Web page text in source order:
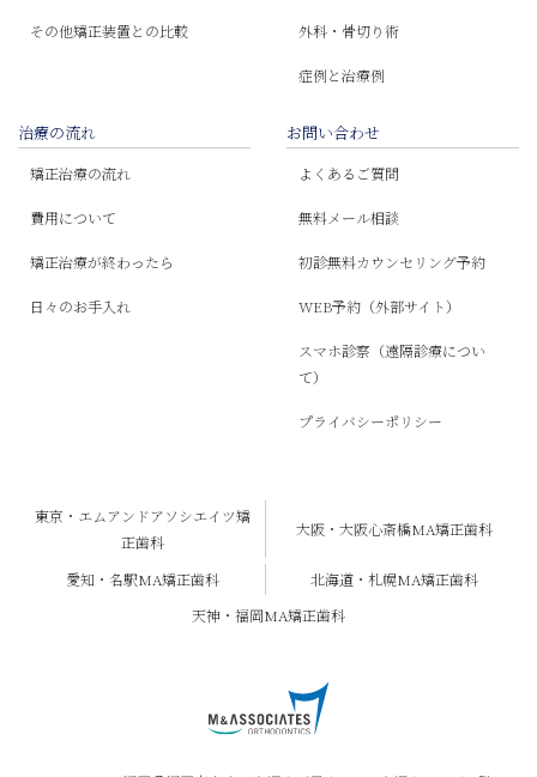
その他矯正装置との比較 外科・骨切り術
症例と治療例
治療の流れ
矯正治療の流れ
費用について
矯正治療が終わったら
日々のお手入れ
お問い合わせ
よくあるご質問
無料メール相談
初診無料カウンセリング予約
WEB予約（外部サイト）
スマホ診察（遠隔診療につい
て）
プライバシーポリシー
東京・エムアンドアソシエイツ矯
正歯科
大阪・大阪心斎橋MA矯正歯科
愛知・名駅MA矯正歯科
北海道・札幌MA矯正歯科
天神・福岡MA矯正歯科